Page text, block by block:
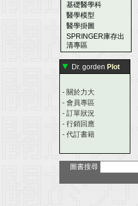
基礎醫學科
醫學模型
醫學掛圖
SPRINGER庫存出
清專區
▼ Dr. gorden Plot
- 關於力大
- 會員專區
- 訂單狀況
- 行銷回應
- 代訂書籍
圖書搜尋